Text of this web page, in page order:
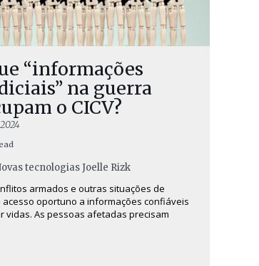
“informações
na guerra
o CICV?
tecnologiasJoelle Rizk
armados e outras situações de
acesso oportuno a informações confiáveis
vidas. As pessoas afetadas precisam